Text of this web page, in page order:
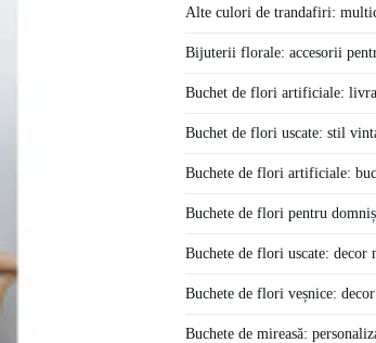
Alte culori de trandafiri:
Bijuterii florale: accesorii
Buchet de flori artificiale:
Buchet de flori uscate: stil
Buchete de flori artificiale:
Buchete de flori pentru
Buchete de flori uscate: decor
Buchete de flori veșnice:
Buchete de mireasă: